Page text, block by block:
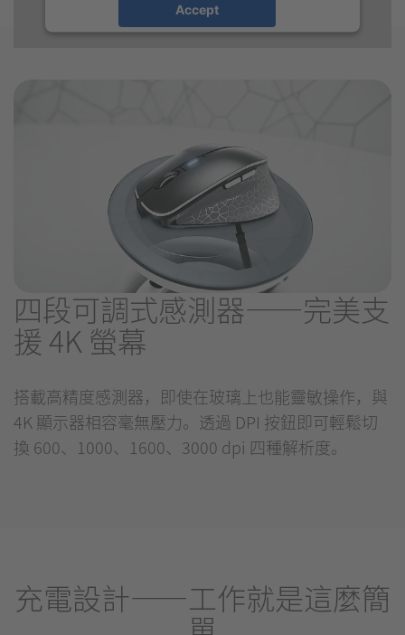
Accept
四段可調式感測器——完美支
援 4K 螢幕
搭載高精度感測器，即使在玻璃上也能靈敏操作，與
4K 顯示器相容毫無壓力。透過 DPI 按鈕即可輕鬆切
換 600、1000、1600、3000 dpi 四種解析度。
充電設計——工作就是這麼簡